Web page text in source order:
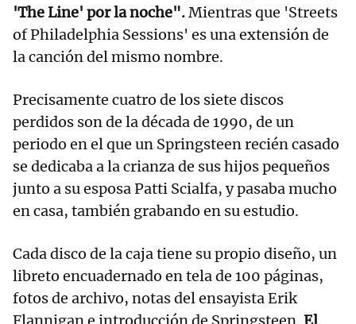
'The Line' por la noche".Mientras que 'Streets
of Philadelphia Sessions' es una extensión de
la canción del mismo nombre.
Precisamente cuatro de los siete discos
perdidos son de la década de 1990, de un
periodo en el que un Springsteen recién casado
se dedicaba a la crianza de sus hijos pequeños
junto a su esposa Patti Scialfa, y pasaba mucho
en casa, también grabando en su estudio.
Cada disco de la caja tiene su propio diseño, un
libreto encuadernado en tela de 100 páginas,
fotos de archivo, notas del ensayista Erik
Flannigan e introducción de Springsteen. El